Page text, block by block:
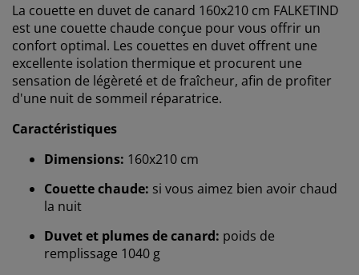
La couette en duvet de canard 160x210 cm FALKETIND
est une couette chaude conçue pour vous offrir un
confort optimal. Les couettes en duvet offrent une
excellente isolation thermique et procurent une
sensation de légèreté et de fraîcheur, afin de profiter
d'une nuit de sommeil réparatrice.
Caractéristiques
Dimensions: 160x210 cm
Couette chaude: si vous aimez bien avoir chaud
la nuit
Duvet et plumes de canard: poids de
remplissage 1040 g
Nous personnalisons votre expérience